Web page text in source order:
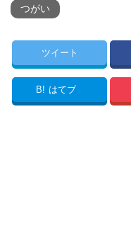
つがい
ツイート
B! はてブ